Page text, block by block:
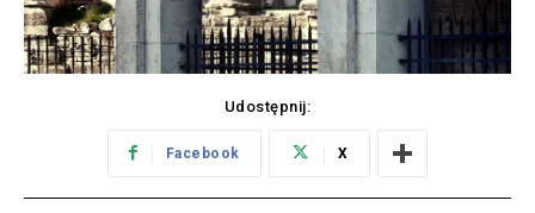
Udostępnij:
Facebook X